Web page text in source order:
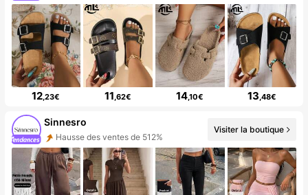
12,23€ 11,62€ 14,10€ 13,48€
Sinnesro
Hausse des ventes de 512%
Visiter la boutique